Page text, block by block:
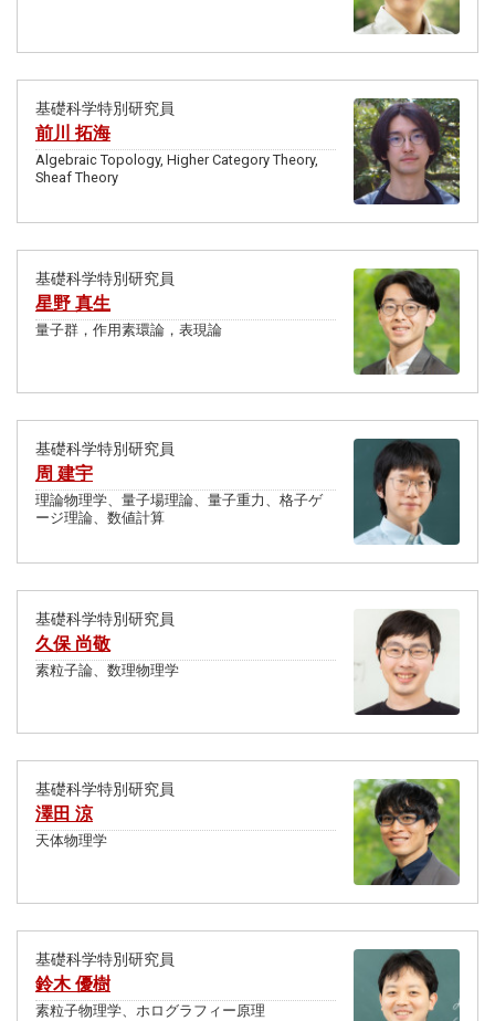
基礎科学特別研究員
前川 拓海
Algebraic Topology, Higher Category Theory,
Sheaf Theory
基礎科学特別研究員
星野 真生
量子群，作用素環論，表現論
基礎科学特別研究員
周 建宇
理論物理学、量子場理論、量子重力、格子ゲ
ージ理論、数値計算
基礎科学特別研究員
久保 尚敬
素粒子論、数理物理学
基礎科学特別研究員
澤田 涼
天体物理学
基礎科学特別研究員
鈴木 優樹
素粒子物理学、ホログラフィー原理